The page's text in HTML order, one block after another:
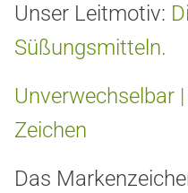
Unser Leitmotiv:
Süßungsmitteln.
Unverwechselbar
Zeichen
Das